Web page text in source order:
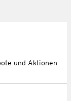
und Aktionen